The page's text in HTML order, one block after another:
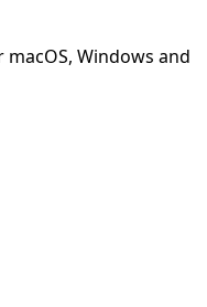
Windows and